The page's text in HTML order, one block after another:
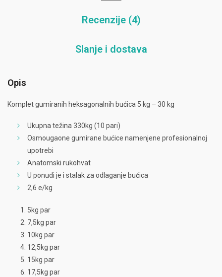
Recenzije (4)
Slanje i dostava
Opis
Komplet gumiranih heksagonalnih bućica 5 kg – 30 kg
Ukupna težina 330kg (10 pari)
Osmougaone gumirane bućice namenjene profesionalnoj
upotrebi
Anatomski rukohvat
U ponudi je i stalak za odlaganje bućica
2,6 e/kg
5kg par
7,5kg par
10kg par
12,5kg par
15kg par
17,5kg par